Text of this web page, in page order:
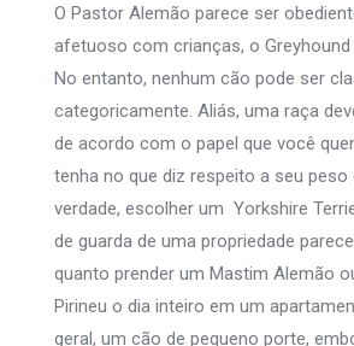
O Pastor Alemão parece ser
afetuoso com crianças, o Greyhound
No entanto, nenhum cão pode ser
categoricamente. Aliás, uma raça
de acordo com o papel que você
tenha no que diz respeito a seu peso
verdade, escolher um Yorkshire
de guarda de uma propriedade
quanto prender um Mastim Alemão
Pirineu o dia inteiro em um
geral, um cão de pequeno porte,